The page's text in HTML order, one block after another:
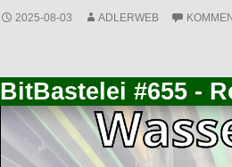
2025-08-03 ADLERWEB
BitBastelei #655 -